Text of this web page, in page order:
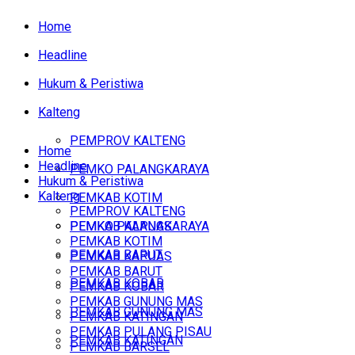
Home
Headline
Hukum & Peristiwa
Kalteng
PEMPROV KALTENG
PEMKO PALANGKARAYA
PEMKAB KOTIM
PEMKAB KAPUAS
PEMKAB BARUT
PEMKAB KOBAR
PEMKAB GUNUNG MAS
PEMKAB KATINGAN
Home
Headline
Hukum & Peristiwa
Kalteng
PEMPROV KALTENG
PEMKO PALANGKARAYA
PEMKAB KOTIM
PEMKAB KAPUAS
PEMKAB BARUT
PEMKAB KOBAR
PEMKAB GUNUNG MAS
PEMKAB KATINGAN
PEMKAB PULANG PISAU
PEMKAB BARSEL